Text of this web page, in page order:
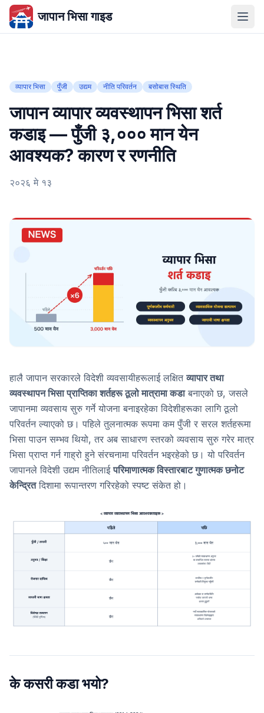
जापान भिसा गाइड
व्यापार भिसा पुँजी उद्यम नीति परिवर्तन बसोबास स्थिति
जापान व्यापार व्यवस्थापन भिसा शर्त
कडाइ — पुँजी ३,००० मान येन
आवश्यक? कारण र रणनीति
२०२६ मे १३
हालै जापान सरकारले विदेशी व्यवसायीहरूलाई लक्षितव्यापार तथा
व्यवस्थापन भिसा प्राप्तिका शर्तहरू ठूलो मात्रामा कडाबनाएको छ, जसले
जापानमा व्यवसाय सुरु गर्ने योजना बनाइरहेका विदेशीहरूका लागि ठूलो
परिवर्तन ल्याएको छ। पहिले तुलनात्मक रूपमा कम पुँजी र सरल शर्तहरूमा
भिसा पाउन सम्भव थियो, तर अब साधारण स्तरको व्यवसाय सुरु गरेर मात्र
भिसा प्राप्त गर्न गाह्रो हुने संरचनामा परिवर्तन भइरहेको छ। यो परिवर्तन
जापानले विदेशी उद्यम नीतिलाईपरिमाणात्मक विस्तारबाट गुणात्मक छनोट
केन्द्रितदिशामा रूपान्तरण गरिरहेको स्पष्ट संकेत हो।
के कसरी कडा भयो?